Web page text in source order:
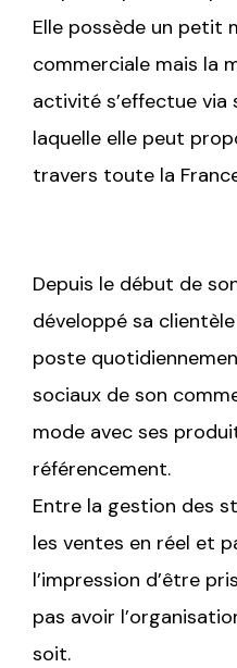
Elle possède un petit
commerciale mais la
activité s’effectue via
laquelle elle peut
travers toute la
Depuis le début de
développé sa
poste
sociaux de son
mode avec ses
référencement.
Entre la gestion des
les ventes en réel et
l’impression d’être
pas avoir
soit.